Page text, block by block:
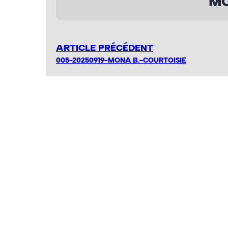
ARTICLE PRÉCÉDENT
005-20250919-MONA B.-COURTOISIE